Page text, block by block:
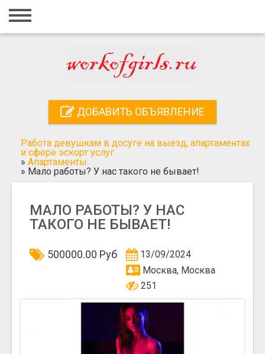
Главная
Регистрация
Добавить объявление
Поиск
ДОБАВИТЬ ОБЪЯВЛЕНИЕ
Работа девушкам в досуге на выезд, апартаментах
и сфере эскорт услуг.
» Апартаменты.
» Мало работы? У нас такого не бывает!
МАЛО РАБОТЫ? У НАС
ТАКОГО НЕ БЫВАЕТ!
500000.00 Руб
13/09/2024
Москва, Москва
251